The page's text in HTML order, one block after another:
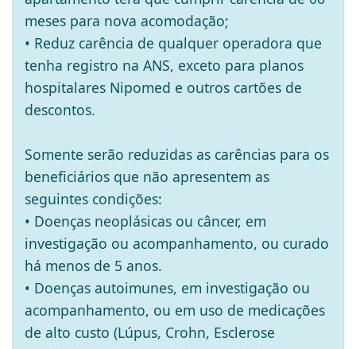
meses para nova acomodação;
• Reduz carência de qualquer operadora que
tenha registro na ANS, exceto para planos
hospitalares Nipomed e outros cartões de
descontos.
Somente serão reduzidas as carências para os
beneficiários que não apresentem as
seguintes condições:
• Doenças neoplásicas ou câncer, em
investigação ou acompanhamento, ou curado
há menos de 5 anos.
• Doenças autoimunes, em investigação ou
acompanhamento, ou em uso de medicações
de alto custo (Lúpus, Crohn, Esclerose